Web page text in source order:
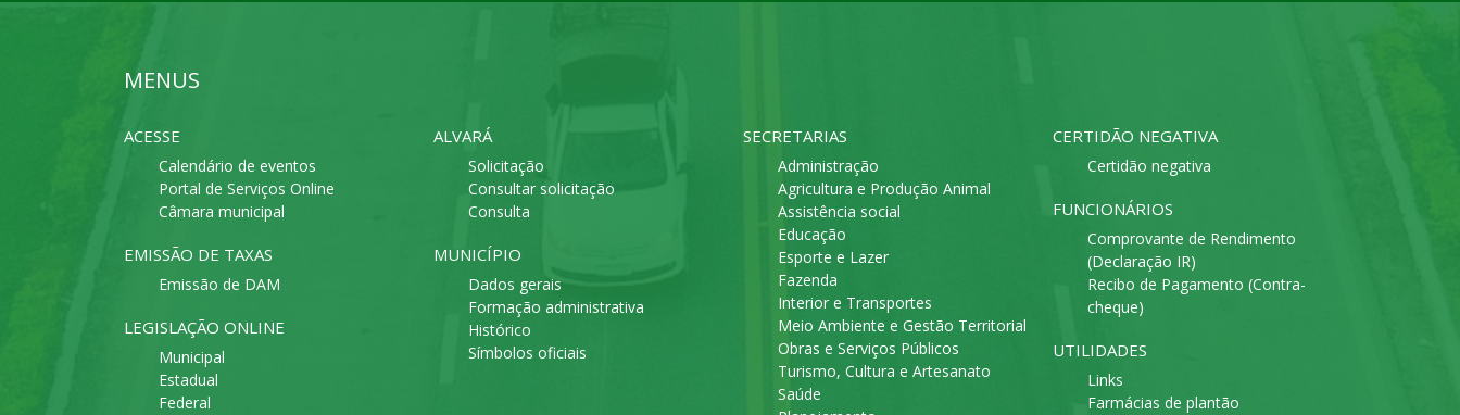
MENUS
ACESSE
Calendário de eventos
Portal de Serviços Online
Câmara municipal
EMISSÃO DE TAXAS
Emissão de DAM
LEGISLAÇÃO ONLINE
Municipal
Estadual
Federal
ALVARÁ
Solicitação
Consultar solicitação
Consulta
MUNICÍPIO
Dados gerais
Formação administrativa
Histórico
Símbolos oficiais
SECRETARIAS
Administração
Agricultura e Produção Animal
Assistência social
Educação
Esporte e Lazer
Fazenda
Interior e Transportes
Meio Ambiente e Gestão Territorial
Obras e Serviços Públicos
Turismo, Cultura e Artesanato
Saúde
CERTIDÃO NEGATIVA
Certidão negativa
FUNCIONÁRIOS
Comprovante de Rendimento
(Declaração IR)
Recibo de Pagamento (Contra-
cheque)
UTILIDADES
Links
Farmácias de plantão